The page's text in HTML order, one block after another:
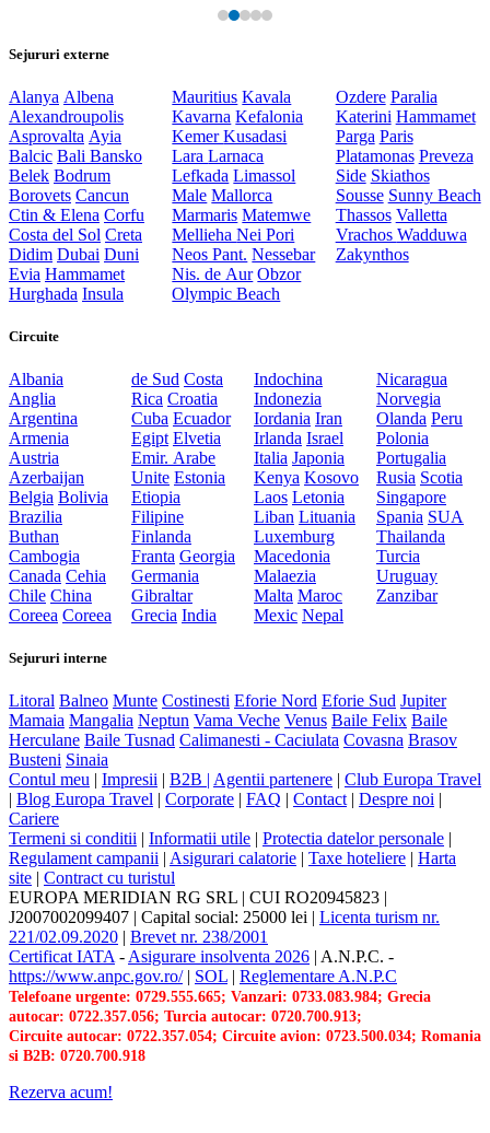
Sejururi externe
Alanya Albena
Alexandroupolis
Asprovalta Ayia
Balcic Bali Bansko
Belek Bodrum
Borovets Cancun
Ctin & Elena Corfu
Costa del Sol Creta
Didim Dubai Duni
Evia Hammamet
Hurghada Insula
Mauritius Kavala
Kavarna Kefalonia
KemerKusadasi
LaraLarnaca
Lefkada Limassol
Male Mallorca
Marmaris Matemwe
MelliehaNei Pori
Neos Pant. Nessebar
Nis. de Aur Obzor
Olympic Beach
Ozdere Paralia
Katerini Hammamet
Parga Paris
Platamonas Preveza
Side Skiathos
Sousse Sunny Beach
Thassos Valletta
Vrachos Wadduwa
Zakynthos
Circuite
Albania
Anglia
Argentina
Armenia
Austria
Azerbaijan
Belgia Bolivia
Brazilia
Buthan
Cambogia
Canada Cehia
Chile China
Coreea Coreea
de Sud Costa
Rica Croatia
Cuba Ecuador
Egipt Elvetia
Emir. Arabe
Unite Estonia
Etiopia
Filipine
Finlanda
Franta Georgia
Germania
Gibraltar
Grecia India
Indochina
Indonezia
Iordania Iran
Irlanda Israel
Italia Japonia
Kenya Kosovo
Laos Letonia
Liban Lituania
Luxemburg
Macedonia
Malaezia
Malta Maroc
Mexic Nepal
Nicaragua
Norvegia
Olanda Peru
Polonia
Portugalia
Rusia Scotia
Singapore
Spania SUA
Thailanda
Turcia
Uruguay
Zanzibar
Sejururi interne
Litoral Balneo Munte Costinesti Eforie Nord Eforie Sud Jupiter
Mamaia Mangalia Neptun Vama Veche Venus Baile Felix Baile
Herculane Baile Tusnad Calimanesti - Caciulata Covasna Brasov
Busteni Sinaia
Contul meu
Impresii B2B | Agentii partenere
Club Europa Travel
Blog Europa Travel Corporate FAQ Contact| Despre noi
Cariere
Termeni si conditii
Informatii utile Protectia datelor personale
Regulament campanii Asigurari calatorie Taxe hoteliere
Harta
site
Contract cu turistul
EUROPA MERIDIAN RG SRL
CUI RO20945823
J2007002099407
Capital social: 25000 lei
Licenta turism nr.
221/02.09.2020
Brevet nr. 238/2001
Certificat IATA-Asigurare insolventa 2026 A.N.P.C. -
https://www.anpc.gov.ro/| SOL Reglementare A.N.P.C
Telefoane urgente: 0729.555.665; Vanzari: 0733.083.984; Grecia
autocar: 0722.357.056; Turcia autocar: 0720.700.913;
Circuite autocar: 0722.357.054; Circuite avion: 0723.500.034; Romania
si B2B: 0720.700.918
Rezerva acum!